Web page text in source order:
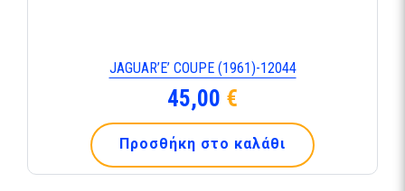
JAGUAR’E’ COUPE (1961)-12044
45,00 €
Προσθήκη στο καλάθι